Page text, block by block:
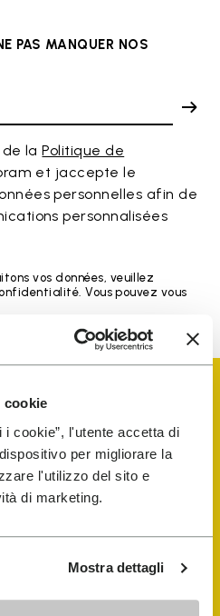
cookie
cookie”, l'utente accetta di
per migliorare la
l'utilizzo del sito e
di marketing.
Mostra dettagli
PAS MANQUER NOS
de laPolitique de
et jaccepte le
personnelles afin de
personnalisées
vos données, veuillez
Vous pouvez vous